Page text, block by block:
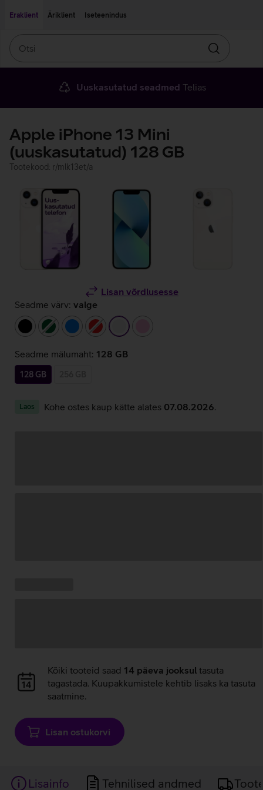
Eraklient
Äriklient Iseteenindus
Otsin
Uuskasutatud seadmed Telias
Apple iPhone 13 Mini
(uuskasutatud) 128 GB
Tootekood: r/mlk13et/a
Lisan võrdlusesse
Seadme värv: valge
musttumeroheline
sininepunanevalge
Seadme mälumaht: 128 GB
128 GB
Laos Kohe ostes kaup kätte alates 07.08.2026
Andmete
laadimine
Kõiki tooteid saad 14 päeva jooksul tasuta
tagastada. Kuupakkumistele kehtib lisaks ka tasuta
saatmine.
Lisan ostukorvi
Lisainfo Tehnilised andmed